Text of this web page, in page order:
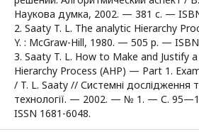
Наукова думка, 2002. — 381 с. —
2. Saaty T. L. The analytic Hierarchy
Y. : McGraw-Hill, 1980. — 505 p. —
3. Saaty T. L. How to Make and Justify
Hierarchy Process (AHP) — Part 1.
/ T. L. Saaty // Системні дослідження
технології. — 2002. — № 1. — С.
ISSN 1681-6048.